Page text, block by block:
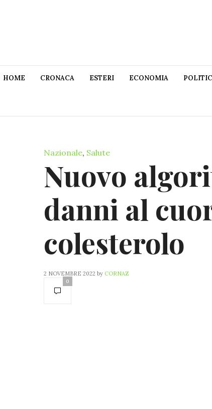
HOME CRONACA ESTERI ECONOMIA
Nazionale, Salute
Nuovo
danni al
colesterolo
2 NOVEMBRE 2022 by CORNAZ
0